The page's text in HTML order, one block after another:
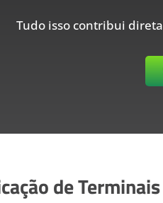
Tudo isso contribui
de